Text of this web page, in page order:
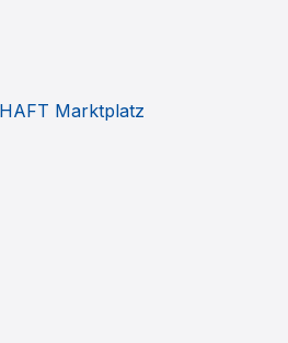
Marktplatz